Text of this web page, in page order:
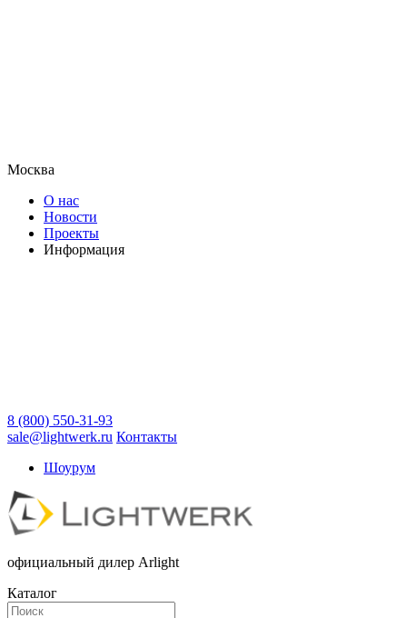
Москва
О нас
Новости
Проекты
Информация
8 (800) 550-31-93
sale@lightwerk.ru Контакты
Шоурум
официальный дилер Arlight
Каталог